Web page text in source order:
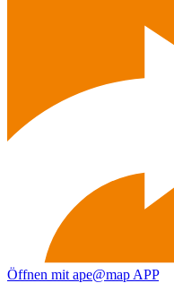
Öffnen mit ape@map APP